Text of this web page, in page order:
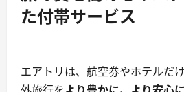
た付帯サービス
エアトリは、航空券やホテルだ